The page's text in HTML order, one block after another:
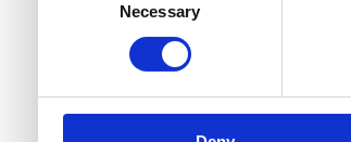
Necessary